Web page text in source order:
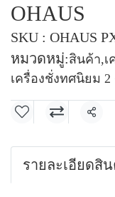
OHAUS
SKU : OHAUS
หมวดหมู่:สินค้า,เ
เครื่องชั่งทศนิยม
แชร์
รายละเอียดสิ